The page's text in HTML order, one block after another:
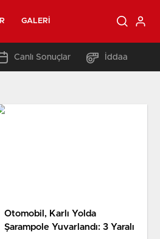
GALERI
Canlı Sonuçlar İddaa
Otomobil, Karlı Yolda
Şarampole Yuvarlandı: 3 Yaralı